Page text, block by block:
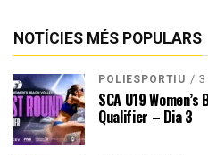
NOTÍCIES MÉS POPULARS
POLIESPORTIU 3
SCA U19
Qualifier – Dia 3